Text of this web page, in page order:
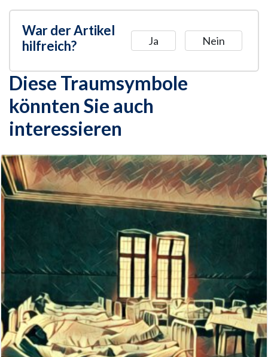
War der Artikel
hilfreich?
Ja Nein
Diese Traumsymbole
könnten Sie auch
interessieren